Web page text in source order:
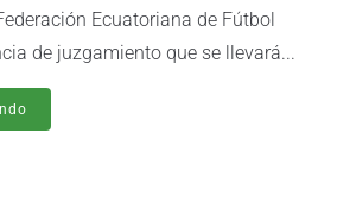
Ecuatoriana de Fútbol
de juzgamiento que se llevará...